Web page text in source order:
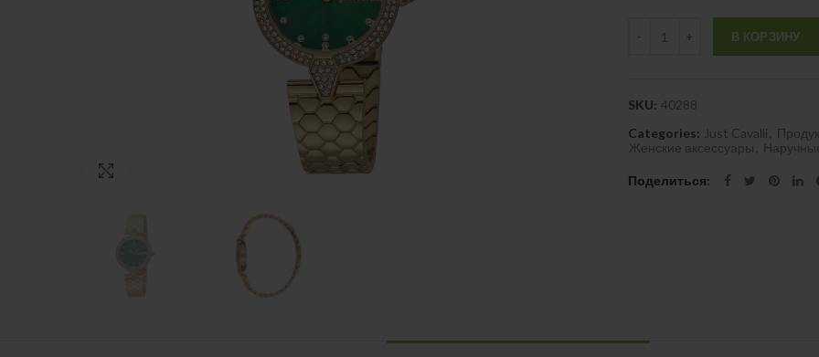
В КОРЗИНУ
SKU: 40288
Categories: Just Cavalli
Женские аксессуары
Поделиться